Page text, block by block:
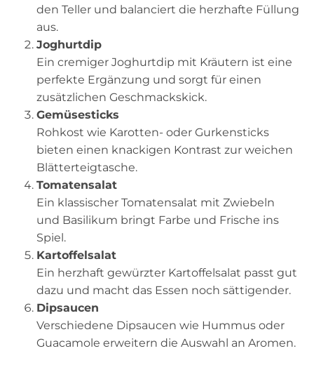
den Teller und balanciert die herzhafte Füllung
aus.
Joghurtdip
Ein cremiger Joghurtdip mit Kräutern ist eine
perfekte Ergänzung und sorgt für einen
zusätzlichen Geschmackskick.
Gemüsesticks
Rohkost wie Karotten- oder Gurkensticks
bieten einen knackigen Kontrast zur weichen
Blätterteigtasche.
Tomatensalat
Ein klassischer Tomatensalat mit Zwiebeln
und Basilikum bringt Farbe und Frische ins
Spiel.
Kartoffelsalat
Ein herzhaft gewürzter Kartoffelsalat passt gut
dazu und macht das Essen noch sättigender.
Dipsaucen
Verschiedene Dipsaucen wie Hummus oder
Guacamole erweitern die Auswahl an Aromen.